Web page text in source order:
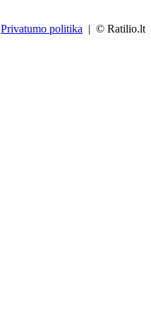
Privatumo politika | © Ratilio.lt